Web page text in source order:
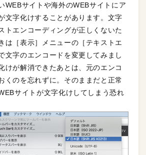
WEBサイトや海外のWEBサイトにア
文字化けすることがあります。文字
トエンコーディングが正しくないた
は［表示］メニューの［テキストエ
文字のエンコードを変更してみまし
けが解消できたあとは、元のエンコ
くのを忘れずに。そのままだと正常
サイトが文字化けしてしまう恐れ